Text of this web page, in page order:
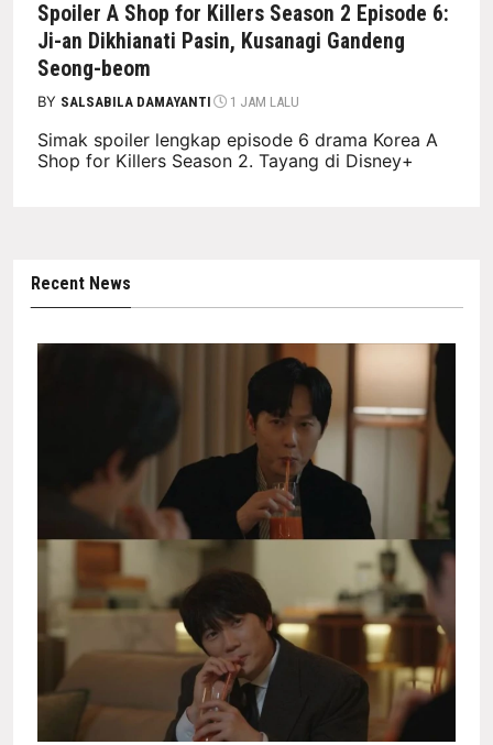
Spoiler A Shop for Killers Season 2 Episode 6:
Ji-an Dikhianati Pasin, Kusanagi Gandeng
Seong-beom
BY SALSABILA DAMAYANTI 1 JAM LALU
Simak spoiler lengkap episode 6 drama Korea A
Shop for Killers Season 2. Tayang di Disney+
Recent News